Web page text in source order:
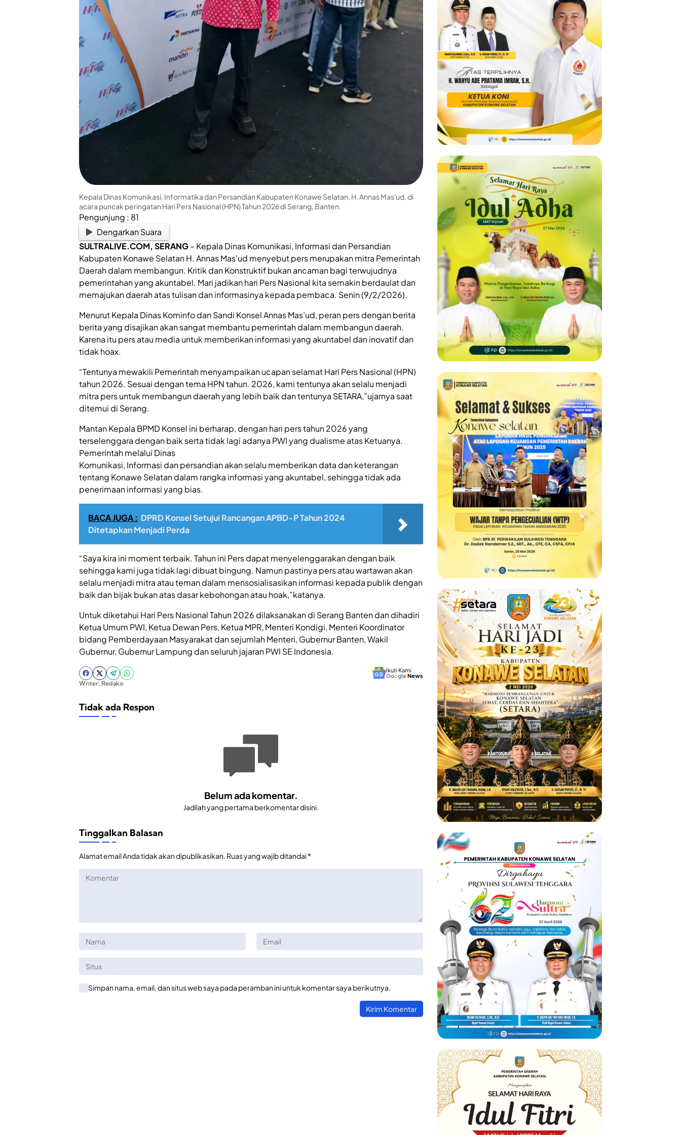
Kepala Dinas Komunikasi, Informatika dan Persandian Kabupaten Konawe Selatan, H. Annas Mas'ud, di
acara puncak peringatan Hari Pers Nasional (HPN) Tahun 2026 di Serang, Banten.
Pengunjung : 81
Dengarkan Suara
SULTRALIVE.COM, SERANG– Kepala Dinas Komunikasi, Informasi dan Persandian
Kabupaten Konawe Selatan H. Annas Mas’ud menyebut pers merupakan mitra Pemerintah
Daerah dalam membangun. Kritik dan Konstruktif bukan ancaman bagi terwujudnya
pemerintahan yang akuntabel. Mari jadikan hari Pers Nasional kita semakin berdaulat dan
memajukan daerah atas tulisan dan informasinya kepada pembaca. Senin (9/2/2026).
Menurut Kepala Dinas Kominfo dan Sandi Konsel Annas Mas’ud, peran pers dengan berita
berita yang disajikan akan sangat membantu pemerintah dalam membangun daerah.
Karena itu pers atau media untuk memberikan informasi yang akuntabel dan inovatif dan
tidak hoax.
“Tentunya mewakili Pemerintah menyampaikan ucapan selamat Hari Pers Nasional (HPN)
tahun 2026. Sesuai dengan tema HPN tahun. 2026, kami tentunya akan selalu menjadi
mitra pers untuk membangun daerah yang lebih baik dan tentunya SETARA,”ujarnya saat
ditemui di Serang.
Mantan Kepala BPMD Konsel ini berharap, dengan hari pers tahun 2026 yang
terselenggara dengan baik serta tidak lagi adanya PWI yang dualisme atas Ketuanya.
Pemerintah melalui Dinas
Komunikasi, Informasi dan persandian akan selalu memberikan data dan keterangan
tentang Konawe Selatan dalam rangka informasi yang akuntabel, sehingga tidak ada
penerimaan informasi yang bias.
BACA JUGA : DPRD Konsel Setujui Rancangan APBD-P Tahun 2024
Ditetapkan Menjadi Perda
“Saya kira ini moment terbaik. Tahun ini Pers dapat menyelenggarakan dengan baik
sehingga kami juga tidak lagi dibuat bingung. Namun pastinya pers atau wartawan akan
selalu menjadi mitra atau teman dalam mensosialisasikan informasi kepada publik dengan
baik dan bijak bukan atas dasar kebohongan atau hoak,”katanya.
Untuk diketahui Hari Pers Nasional Tahun 2026 dilaksanakan di Serang Banten dan dihadiri
Ketua Umum PWI, Ketua Dewan Pers, Ketua MPR, Menteri Kondigi, Menteri Koordinator
bidang Pemberdayaan Masyarakat dan sejumlah Menteri, Gubernur Banten, Wakil
Gubernur, Gubernur Lampung dan seluruh jajaran PWI SE Indonesia.
Ikuti Kami
GoogleNews
Writer: Redaksi
Tidak ada Respon
Belum ada komentar.
Jadilah yang pertama berkomentar disini.
Tinggalkan Balasan
Alamat email Anda tidak akan dipublikasikan. Ruas yang wajib ditandai*
Simpan nama, email, dan situs web saya pada peramban ini untuk komentar saya berikutnya.